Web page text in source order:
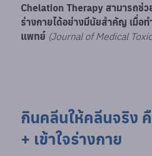
Chelation Therapy สามารถช่ว
ร่างกายได้อย่างมีนัยสำคัญ เมื่อ
แพทย์ (Journal of Medical
กินคลีนให้คลีนจริง
+ เข้าใจร่างกาย